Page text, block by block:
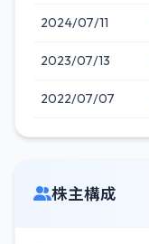
2024/07/11
2023/07/13
2022/07/07
株主構成